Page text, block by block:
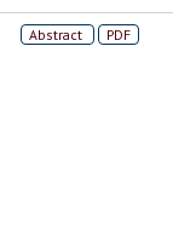
Abstract PDF